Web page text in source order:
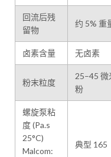
回流后残
留物
约 5% 重
卤素含量 无卤素
粉末粒度
25–45 微
粉
螺旋泵粘
度 (Pa.s
25°C)
Malcom:
典型 165